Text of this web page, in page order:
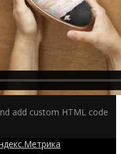
add custom HTML code